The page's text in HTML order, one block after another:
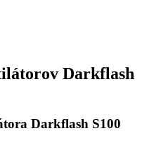
Darkflash
Darkflash S100